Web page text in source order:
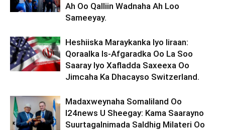
Ah Oo Qalliin Wadnaha Ah Loo
Sameeyay.
Heshiiska Maraykanka Iyo Iiraan:
Qoraalka Is-Afgaradka Oo La Soo
Saaray Iyo Xafladda Saxeexa Oo
Jimcaha Ka Dhacayso Switzerland.
Madaxweynaha Somaliland Oo
I24news U Sheegay: Kama Saarayno
Suurtagalnimada Saldhig Milateri Oo